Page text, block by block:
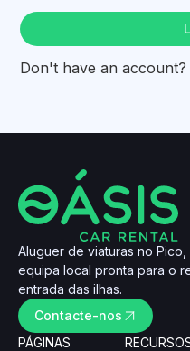
Don't have an account?
Aluguer de viaturas no
equipa local pronta para o
entrada das ilhas.
Contacte-nos
PÁGINAS